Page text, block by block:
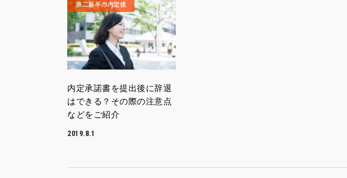
内定承諾書を提出後に辞退
はできる？その際の注意点
などをご紹介
2019.8.1
第二新卒の内定後